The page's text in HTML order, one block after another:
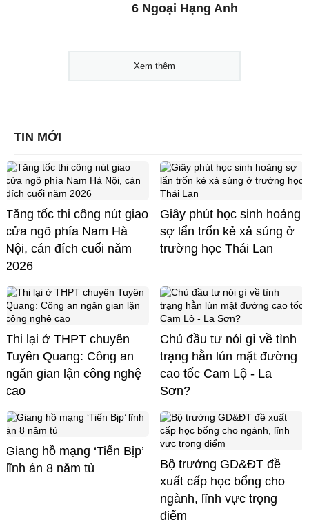
6 Ngoại Hạng Anh
Xem thêm
TIN MỚI
Tăng tốc thi công nút giao
cửa ngõ phía Nam Hà
Nội, cán đích cuối năm
2026
Giây phút học sinh hoảng
sợ lẩn trốn kẻ xả súng ở
trường học Thái Lan
Thi lại ở THPT chuyên
Tuyên Quang: Công an
ngăn gian lận công nghệ
cao
Chủ đầu tư nói gì về tình
trạng hằn lún mặt đường
cao tốc Cam Lộ - La
Sơn?
Giang hồ mạng ‘Tiến Bịp’
lĩnh án 8 năm tù
Bộ trưởng GD&ĐT đề
xuất cấp học bổng cho
ngành, lĩnh vực trọng
điểm